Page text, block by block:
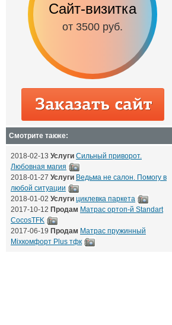
Сайт-визитка
от 3500 руб.
Смотрите также:
2018-02-13 Услуги Сильный приворот.
Любовная магия
2018-01-27 Услуги Ведьма не салон. Помогу в
любой ситуации
2018-01-02 Услуги циклевка паркета
2017-10-12 Продам Матрас ортоп-й Standart
CocosTFK
2017-06-19 Продам Матрас пружинный
Mixкомфорт Plus тфк